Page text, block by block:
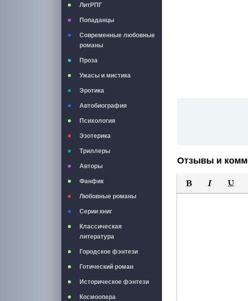
ЛитРПГ
Попаданцы
Современные любовные
романы
Проза
Ужасы и мистика
Эротика
Автобиография
Психология
Эзотерика
Триллеры
Авторы
Фанфик
Любовные романы
Серии книг
Классическая
литература
Городское фэнтези
Готический роман
Историческое фэнтези
Космоопера
Отзывы и
Полужирный
Курсив